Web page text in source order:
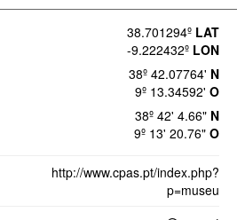
38.701294º LAT
-9.222432º LON
38º 42.07764' N
9º 13.34592' O
38º 42' 4.66" N
9º 13' 20.76" O
http://www.cpas.pt/index.php?
p=museu